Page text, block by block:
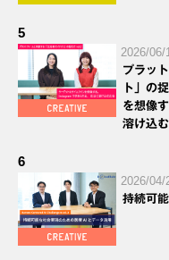
5
2026/06/
プラッ
ト」の
を想像
溶け込
6
2026/04/
持続可